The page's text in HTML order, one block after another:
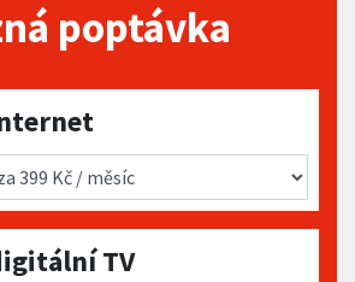
poptávka
TV TV